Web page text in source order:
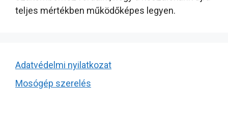
teljes mértékben működőképes legyen.
Adatvédelmi nyilatkozat
Mosógép szerelés